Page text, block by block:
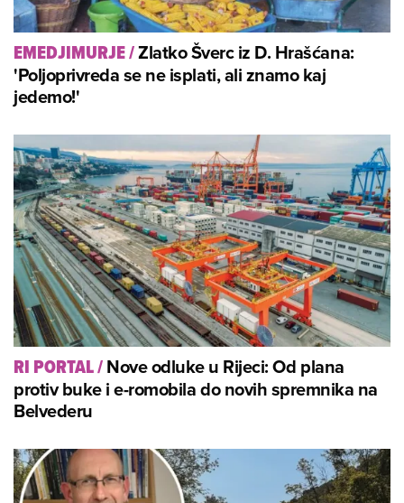
EMEDJIMURJE/Zlatko Šverc iz D. Hrašćana:
'Poljoprivreda se ne isplati, ali znamo kaj
jedemo!'
RI PORTAL/Nove odluke u Rijeci: Od plana
protiv buke i e-romobila do novih spremnika na
Belvederu